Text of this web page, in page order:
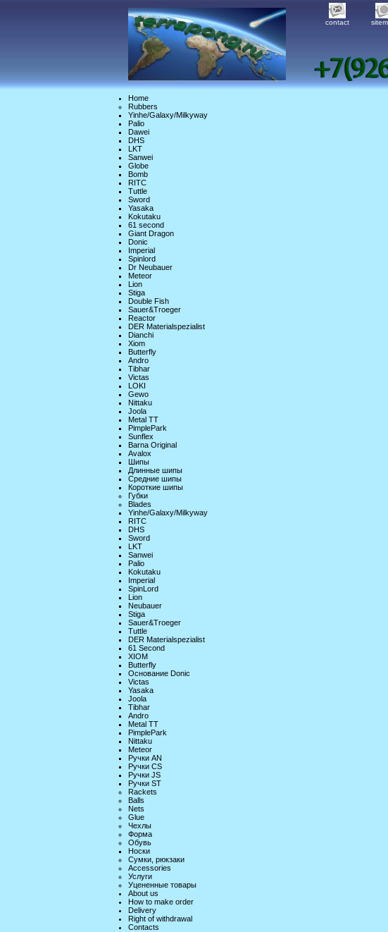
contact
Home
Rubbers
Yinhe/Galaxy/Milkyway
Palio
Dawei
DHS
LKT
Sanwei
Globe
Bomb
RITC
Tuttle
Sword
Yasaka
Kokutaku
61 second
Giant Dragon
Donic
Imperial
Spinlord
Dr Neubauer
Meteor
Lion
Stiga
Double Fish
Sauer&Troeger
Reactor
DER Materialspezialist
Dianchi
Xiom
Butterfly
Andro
Tibhar
Victas
LOKI
Gewo
Nittaku
Joola
Metal TT
PimplePark
Sunflex
Barna Original
Avalox
Шипы
Длинные шипы
Средние шипы
Короткие шипы
Губки
Blades
Yinhe/Galaxy/Milkyway
RITC
DHS
Sword
LKT
Sanwei
Palio
Kokutaku
Imperial
SpinLord
Lion
Neubauer
Stiga
Sauer&Troeger
Tuttle
DER Materialspezialist
61 Second
XIOM
Butterfly
Основание Donic
Victas
Yasaka
Joola
Tibhar
Andro
Metal TT
PimplePark
Nittaku
Meteor
Ручки AN
Ручки CS
Ручки JS
Ручки ST
Rackets
Balls
Nets
Glue
Чехлы
Форма
Обувь
Носки
Сумки, рюкзаки
Accessories
Услуги
Уцененные товары
About us
How to make order
Delivery
Right of withdrawal
Contacts